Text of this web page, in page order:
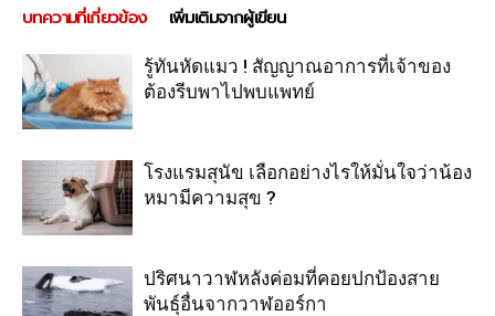
บทความที่เกี่ยวข้อง เพิ่มเติมจากผู้เขียน
รู้ทันหัดแมว ! สัญญาณอาการที่เจ้าของ
ต้องรีบพาไปพบแพทย์
โรงแรมสุนัข เลือกอย่างไรให้มั่นใจว่าน้อง
หมามีความสุข ?
ปริศนาวาฬหลังค่อมที่คอยปกป้องสาย
พันธุ์อื่นจากวาฬออร์กา